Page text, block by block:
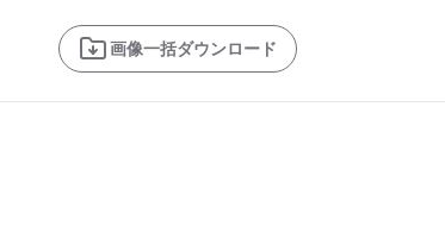
画像一括ダウンロード